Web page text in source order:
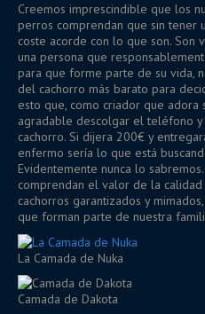
Creemos imprescindible que los
perros comprendan que sin tener
coste acorde con lo que son. Son
una persona que
para que forme parte de su vida,
del cachorro más barato para
esto que, como criador que adora
agradable descolgar el teléfono
cachorro. Si dijera 200€ y
enfermo sería lo que está
Evidentemente nunca lo
comprendan el valor de la calidad
cachorros garantizados y
que forman parte de nuestra
La Camada de Nuka
Camada de Dakota